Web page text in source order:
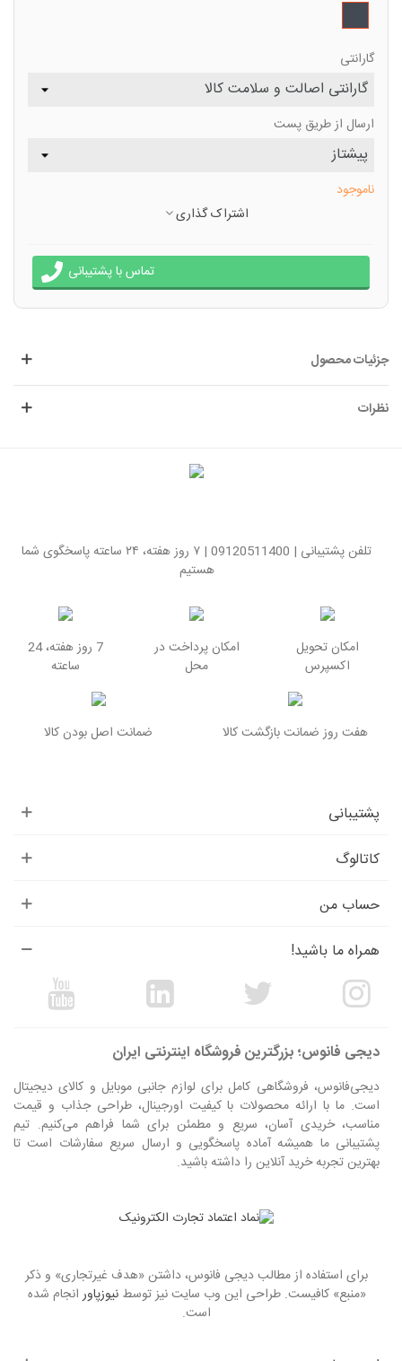
گارانتی
ارسال از طریق پست
ناموجود
اشتراک گذاری
تماس با پشتیبانی
جزئیات محصول
نظرات
تلفن پشتیبانی | 09120511400 | ۷ روز هفته، ۲۴ ساعته پاسخگوی شما
هستیم
امکان تحویل
اکسپرس
امکان پرداخت در
محل
7 روز هفته، 24
ساعته
هفت روز ضمانت بازگشت کالا ضمانت اصل بودن کالا
پشتیبانی
کاتالوگ
حساب من
همراه ما باشید!
دیجی فانوس؛ بزرگترین فروشگاه اینترنتی ایران
دیجی‌فانوس، فروشگاهی کامل برای لوازم جانبی موبایل و کالای دیجیتال
است. ما با ارائه محصولات با کیفیت اورجینال، طراحی جذاب و قیمت
مناسب، خریدی آسان، سریع و مطمئن برای شما فراهم می‌کنیم. تیم
پشتیبانی ما همیشه آماده پاسخگویی و ارسال سریع سفارشات است تا
بهترین تجربه خرید آنلاین را داشته باشید.
برای استفاده از مطالب دیجی فانوس، داشتن «هدف غیرتجاری» و ذکر
«منبع» کافیست. طراحی این وب سایت نیز توسطنیوزپاورانجام شده
است.